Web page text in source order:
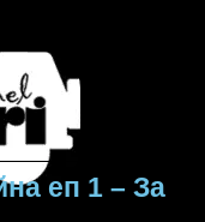
eп 1 – За